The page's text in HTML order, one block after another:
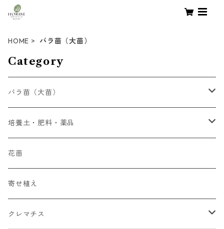
HOME バラ苗（大苗）
Category
バラ苗（大苗）
初心者向け
四季咲大輪系（HT）
四季咲中輪系（FL)
つるバラ系（CL）
培養土・肥料・薬品
液体肥料
錠剤肥料
培養土
花苗
寄せ植え
クレマチス